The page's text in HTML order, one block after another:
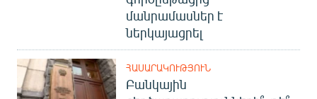
մանրամասներ է
ներկայացրել
ՀԱՍԱՐԱԿՈՒԹՅՈՒՆ
Բանկային